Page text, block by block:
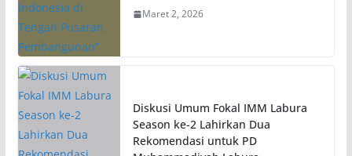
Maret 2, 2026
Diskusi Umum Fokal IMM Labura
Season ke-2 Lahirkan Dua
Rekomendasi untuk PD